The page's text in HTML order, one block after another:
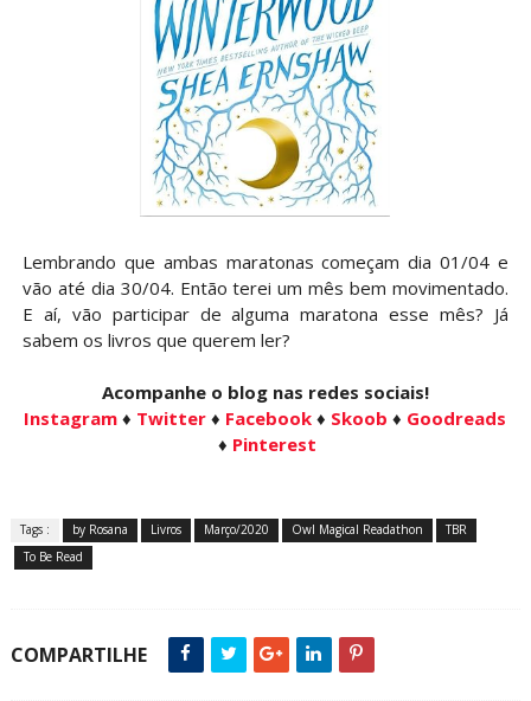
Lembrando que ambas maratonas começam dia 01/04 e
vão até dia 30/04. Então terei um mês bem movimentado.
E aí, vão participar de alguma maratona esse mês? Já
sabem os livros que querem ler?
Acompanhe o blog nas redes sociais!
Instagram ♦ Twitter ♦ Facebook ♦ Skoob ♦ Goodreads
♦ Pinterest
Tags : by Rosana Livros Março/2020 Owl Magical Readathon
TBR
To Be Read
COMPARTILHE